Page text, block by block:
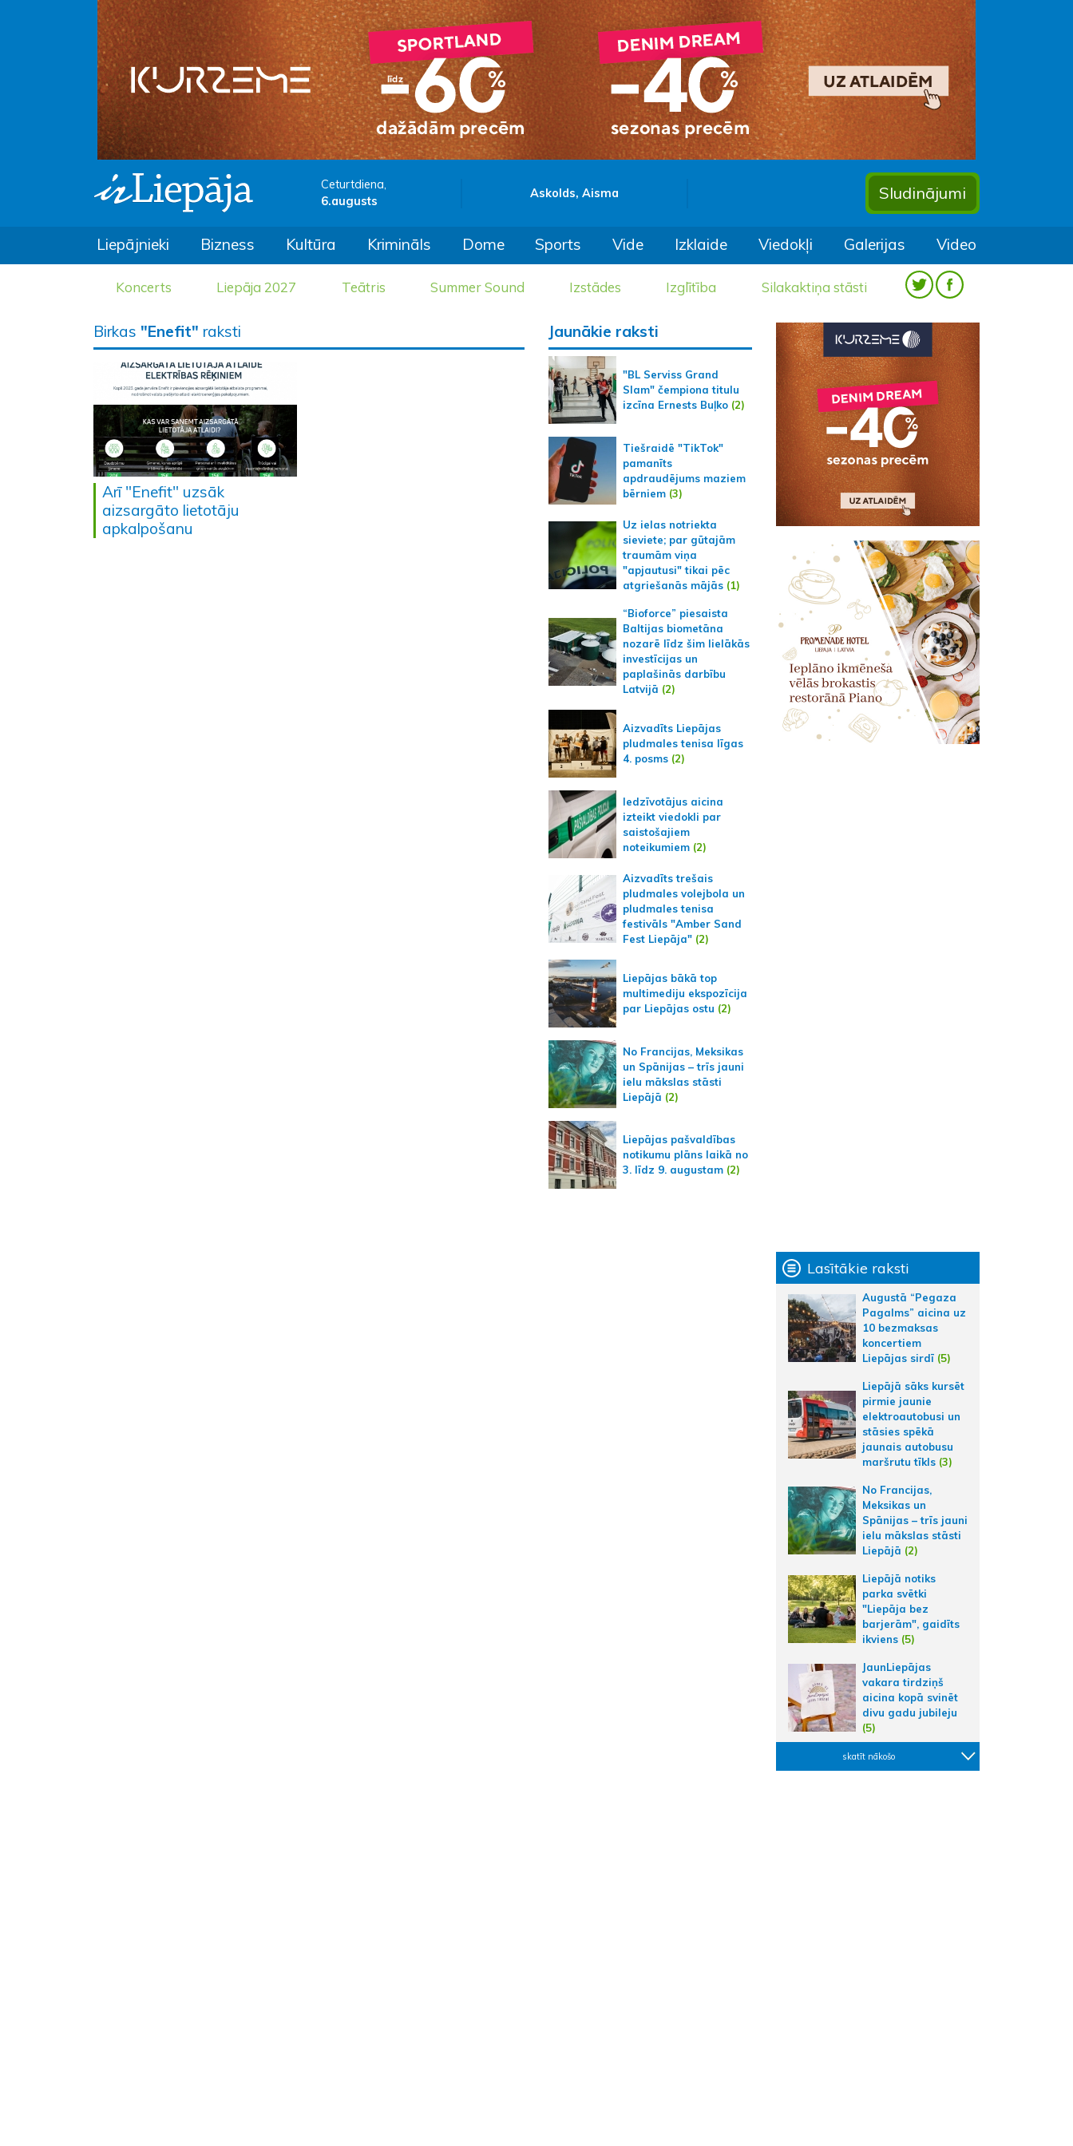
Ceturtdiena,
6.augusts
Askolds, Aisma Sludinājumi
Liepājnieki Bizness Kultūra Krimināls Dome Sports Vide Izklaide Viedokļi Galerijas Video
Koncerts Liepāja 2027 Teātris Summer Sound Izstādes Izglītība Silakaktiņa stāsti
Birkas "Enefit" raksti
Arī "Enefit" uzsāk
aizsargāto lietotāju
apkalpošanu
Jaunākie raksti
"BL Serviss Grand
Slam" čempiona titulu
izcīna Ernests Buļko (2)
Tiešraidē "TikTok"
pamanīts
apdraudējums maziem
bērniem (3)
Uz ielas notriekta
sieviete; par gūtajām
traumām viņa
"apjautusi" tikai pēc
atgriešanās mājās (1)
“Bioforce” piesaista
Baltijas biometāna
nozarē līdz šim lielākās
investīcijas un
paplašinās darbību
Latvijā (2)
Aizvadīts Liepājas
pludmales tenisa līgas
4. posms (2)
Iedzīvotājus aicina
izteikt viedokli par
saistošajiem
noteikumiem (2)
Aizvadīts trešais
pludmales volejbola un
pludmales tenisa
festivāls "Amber Sand
Fest Liepāja" (2)
Liepājas bākā top
multimediju ekspozīcija
par Liepājas ostu (2)
No Francijas, Meksikas
un Spānijas – trīs jauni
ielu mākslas stāsti
Liepājā (2)
Liepājas pašvaldības
notikumu plāns laikā no
3. līdz 9. augustam (2)
Lasītākie raksti
Augustā “Pegaza
Pagalms” aicina uz
10 bezmaksas
koncertiem
Liepājas sirdī (5)
Liepājā sāks kursēt
pirmie jaunie
elektroautobusi un
stāsies spēkā
jaunais autobusu
maršrutu tīkls (3)
No Francijas,
Meksikas un
Spānijas – trīs jauni
ielu mākslas stāsti
Liepājā (2)
Liepājā notiks
parka svētki
"Liepāja bez
barjerām", gaidīts
ikviens (5)
JaunLiepājas
vakara tirdziņš
aicina kopā svinēt
divu gadu jubileju
(5)
skatīt nākošo